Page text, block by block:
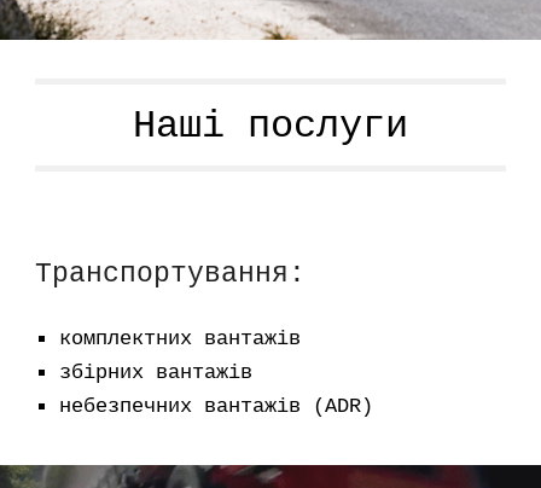
Наші послуги
Транспортування:
комплектних вантажів
збірних вантажів
небезпечних вантажів (ADR)